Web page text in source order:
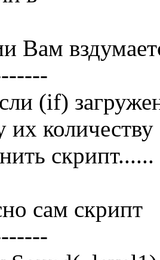
Вам
(if)
их
скрипт......
сам скрипт